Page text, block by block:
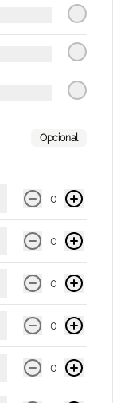
Opcional
0
0
0
0
0